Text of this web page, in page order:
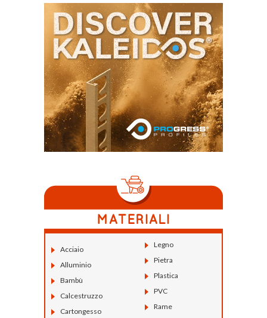
Acciaio
Alluminio
Bambù
Calcestruzzo
Cartongesso
Legno
Pietra
Plastica
PVC
Rame